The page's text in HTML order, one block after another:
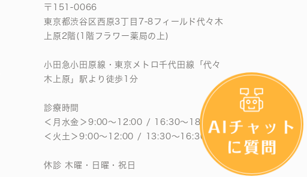
〒151-0066
東京都渋谷区西原3丁目7-8フィールド代々木
上原2階(1階フラワー薬局の上)
小田急小田原線・東京メトロ千代田線「代々
木上原」駅より徒歩1分
診療時間
＜月水金＞9:00〜12:00 / 16:30〜18:30
＜火土＞9:00〜12:00 / 13:30〜16:30
休診 木曜・日曜・祝日